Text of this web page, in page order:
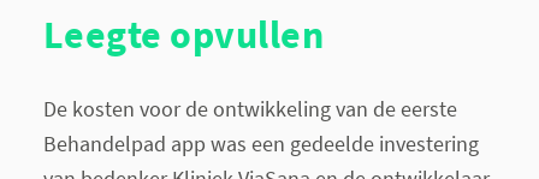
Leegte opvullen
De kosten voor de ontwikkeling van de eerste
Behandelpad app was een gedeelde investering